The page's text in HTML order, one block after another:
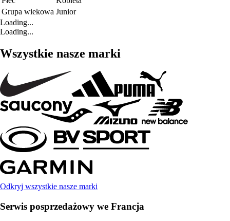
Grupa wiekowa Junior
Loading...
Loading...
Wszystkie nasze marki
Odkryj wszystkie nasze marki
Serwis posprzedażowy we Francja